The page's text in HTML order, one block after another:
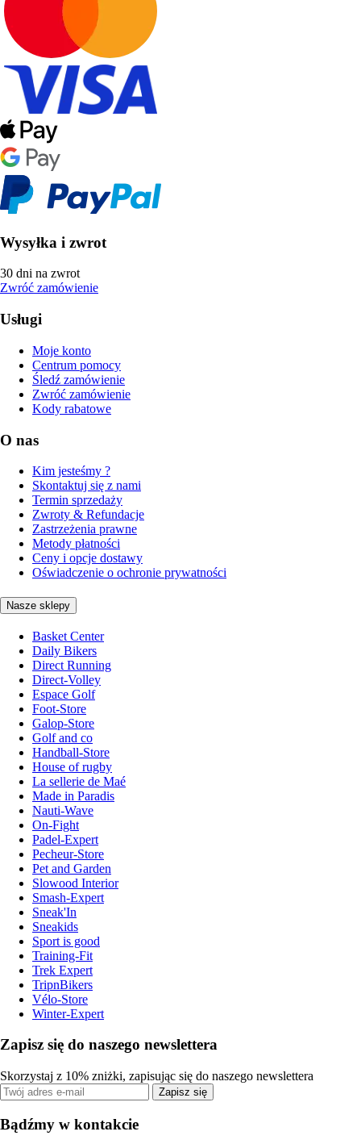
Wysyłka i zwrot
30 dni na zwrot
Zwróć zamówienie
Usługi
Moje konto
Centrum pomocy
Śledź zamówienie
Zwróć zamówienie
Kody rabatowe
O nas
Kim jesteśmy ?
Skontaktuj się z nami
Termin sprzedaży
Zwroty & Refundacje
Zastrzeżenia prawne
Metody płatności
Ceny i opcje dostawy
Oświadczenie o ochronie prywatności
Nasze sklepy
Basket Center
Daily Bikers
Direct Running
Direct-Volley
Espace Golf
Foot-Store
Galop-Store
Golf and co
Handball-Store
House of rugby
La sellerie de Maé
Made in Paradis
Nauti-Wave
On-Fight
Padel-Expert
Pecheur-Store
Pet and Garden
Slowood Interior
Smash-Expert
Sneak'In
Sneakids
Sport is good
Training-Fit
Trek Expert
TripnBikers
Vélo-Store
Winter-Expert
Zapisz się do naszego newslettera
Skorzystaj z 10% zniżki, zapisując się do naszego newslettera
Zapisz się
Bądźmy w kontakcie